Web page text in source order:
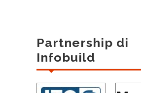
Partnership di
Infobuild